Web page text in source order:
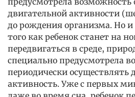
двигательной активности
до рождения организма. Но
того как ребенок станет на
передвигаться в среде,
специально предусмотрела
периодически осуществлять
активность. Уже с первых